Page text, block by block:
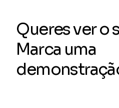
Queres ver o
Marca uma